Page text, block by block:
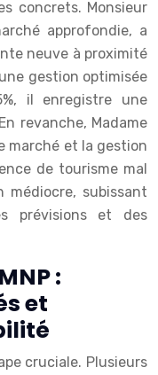
concrets. Monsieur
approfondie, a
neuve à proximité
gestion optimisée
il enregistre une
revanche, Madame
marché et la gestion
de tourisme mal
médiocre, subissant
prévisions et des
:
et
cruciale. Plusieurs